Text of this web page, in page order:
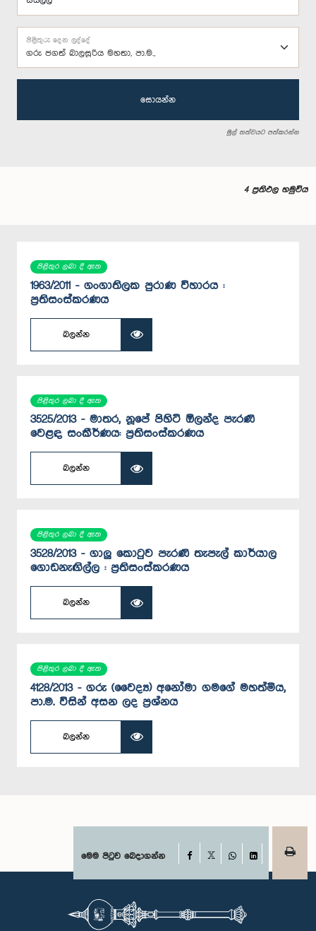
ගරු ජගත් බාලසූරිය මහතා, පා.ම.,
පිළිතුරු දෙන ලද්දේ
සොයන්න
මුල් තත්වයට පත්කරන්න
4 ප්‍රතිඵල හමුවිය
පිළිතුර ලබා දී ඇත
1963/2011 - ගංගාතිලක පුරාණ විහාරය :
ප්‍රතිසංස්කරණය
බලන්න
පිළිතුර ලබා දී ඇත
3525/2013 - මාතර, නූපේ පිහිටි ඕලන්ද පැරණි
වෙළඳ සංකීර්ණය: ප්‍රතිසංස්කරණය
බලන්න
පිළිතුර ලබා දී ඇත
3528/2013 - ගාලු කොටුව පැරණි තැපැල් කාර්යාල
ගොඩනැඟිල්ල : ප්‍රතිසංස්කරණය
බලන්න
පිළිතුර ලබා දී ඇත
4128/2013 - ගරු (වෛද්‍ය) අනෝමා ගමගේ මහත්මිය,
පා.ම. විසින් අසන ලද ප්‍රශ්නය
බලන්න
මෙම පිටුව බෙදාගන්න Facebook
WhatsAppLinkedIn